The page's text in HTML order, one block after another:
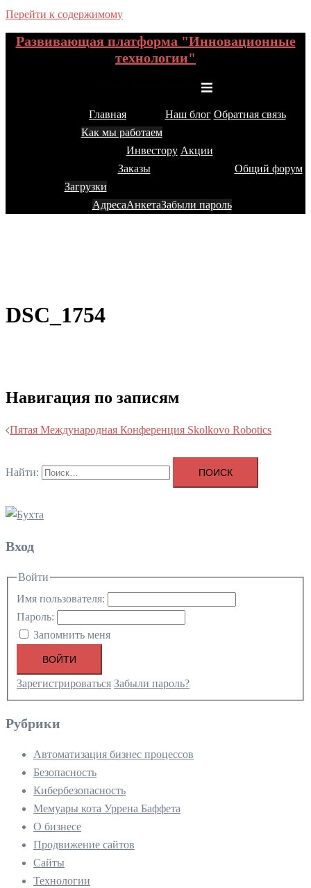
Перейти к содержимому
Развивающая платформа "Инновационные
технологии"
Главная
Как мы работаем
Наш блог Обратная связь
Инвестору Акции
Заказы
Загрузки
АдресаАнкетаЗабыли пароль
Общий форум
DSC_1754
Навигация по записям
Пятая Международная Конференция Skolkovo Robotics
Найти:
Вход
Войти
Имя пользователя:
Пароль:
Запомнить меня
ВОЙТИ
Зарегистрироваться Забыли пароль?
Рубрики
Автоматизация бизнес процессов
Безопасность
Кибербезопасность
Мемуары кота Уррена Баффета
О бизнесе
Продвижение сайтов
Сайты
Технологии